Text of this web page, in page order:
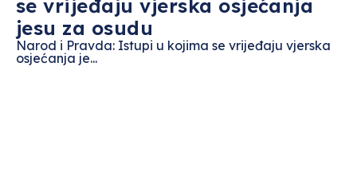
se vrijeđaju vjerska osjećanja
jesu za osudu
Narod i Pravda: Istupi u kojima se vrijeđaju vjerska
osjećanja je...